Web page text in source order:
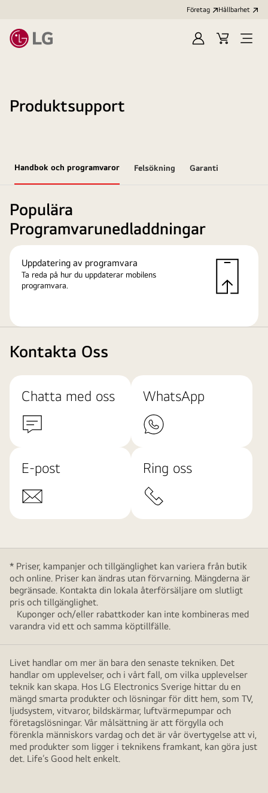
Företag Hållbarhet
LoggaKundvagn
Produktsupport
Handbok och programvaror Felsökning Garanti
Populära
Programvarunedladdningar
Uppdatering av programvara
Ta reda på hur du uppdaterar mobilens
programvara.
Kontakta Oss
Chatta med oss WhatsApp
E-post Ring oss
* Priser, kampanjer och tillgänglighet kan variera från butik
och online. Priser kan ändras utan förvarning. Mängderna är
begränsade. Kontakta din lokala återförsäljare om slutligt
pris och tillgänglighet.
Kuponger och/eller rabattkoder kan inte kombineras med
varandra vid ett och samma köptillfälle.
Livet handlar om mer än bara den senaste tekniken. Det
handlar om upplevelser, och i vårt fall, om vilka upplevelser
teknik kan skapa. Hos LG Electronics Sverige hittar du en
mängd smarta produkter och lösningar för ditt hem, som TV,
ljudsystem, vitvaror, bildskärmar, luftvärmepumpar och
företagslösningar. Vår målsättning är att förgylla och
förenkla människors vardag och det är vår övertygelse att vi,
med produkter som ligger i teknikens framkant, kan göra just
det. Life’s Good helt enkelt.